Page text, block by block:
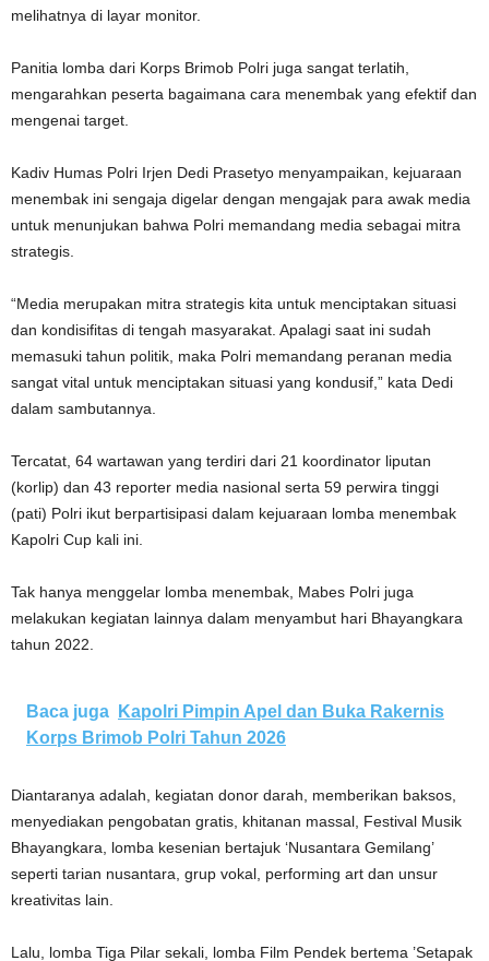
melihatnya di layar monitor.
Panitia lomba dari Korps Brimob Polri juga sangat terlatih,
mengarahkan peserta bagaimana cara menembak yang efektif dan
mengenai target.
Kadiv Humas Polri Irjen Dedi Prasetyo menyampaikan, kejuaraan
menembak ini sengaja digelar dengan mengajak para awak media
untuk menunjukan bahwa Polri memandang media sebagai mitra
strategis.
“Media merupakan mitra strategis kita untuk menciptakan situasi
dan kondisifitas di tengah masyarakat. Apalagi saat ini sudah
memasuki tahun politik, maka Polri memandang peranan media
sangat vital untuk menciptakan situasi yang kondusif,” kata Dedi
dalam sambutannya.
Tercatat, 64 wartawan yang terdiri dari 21 koordinator liputan
(korlip) dan 43 reporter media nasional serta 59 perwira tinggi
(pati) Polri ikut berpartisipasi dalam kejuaraan lomba menembak
Kapolri Cup kali ini.
Tak hanya menggelar lomba menembak, Mabes Polri juga
melakukan kegiatan lainnya dalam menyambut hari Bhayangkara
tahun 2022.
Baca juga
Kapolri Pimpin Apel dan Buka Rakernis
Korps Brimob Polri Tahun 2026
Diantaranya adalah, kegiatan donor darah, memberikan baksos,
menyediakan pengobatan gratis, khitanan massal, Festival Musik
Bhayangkara, lomba kesenian bertajuk ‘Nusantara Gemilang’
seperti tarian nusantara, grup vokal, performing art dan unsur
kreativitas lain.
Lalu, lomba Tiga Pilar sekali, lomba Film Pendek bertema ’Setapak